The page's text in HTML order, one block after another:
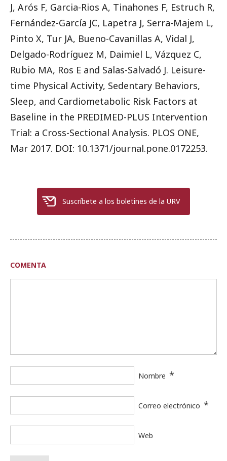
J, Arós F, Garcia-Rios A, Tinahones F, Estruch R,
Fernández-García JC, Lapetra J, Serra-Majem L,
Pinto X, Tur JA, Bueno-Cavanillas A, Vidal J,
Delgado-Rodríguez M, Daimiel L, Vázquez C,
Rubio MA, Ros E and Salas-Salvadó J. Leisure-
time Physical Activity, Sedentary Behaviors,
Sleep, and Cardiometabolic Risk Factors at
Baseline in the PREDIMED-PLUS Intervention
Trial: a Cross-Sectional Analysis. PLOS ONE,
Mar 2017. DOI: 10.1371/journal.pone.0172253.
Suscríbete a los boletines de la URV
COMENTA
Nombre *
Correo electrónico *
Web